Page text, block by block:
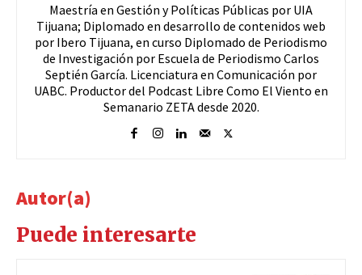
Maestría en Gestión y Políticas Públicas por UIA
Tijuana; Diplomado en desarrollo de contenidos web
por Ibero Tijuana, en curso Diplomado de Periodismo
de Investigación por Escuela de Periodismo Carlos
Septién García. Licenciatura en Comunicación por
UABC. Productor del Podcast Libre Como El Viento en
Semanario ZETA desde 2020.
Autor(a)
Puede interesarte